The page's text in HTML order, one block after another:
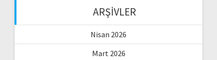
ARŞIVLER
Nisan 2026
Mart 2026